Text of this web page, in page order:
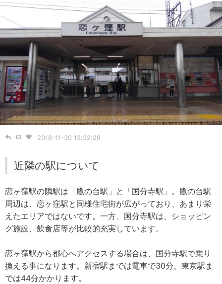
2018-11-30 13:32:29
近隣の駅について
恋ヶ窪駅の隣駅は「鷹の台駅」と「国分寺駅」。鷹の台駅
周辺は、恋ヶ窪駅と同様住宅街が広がっており、あまり栄
えたエリアではないです。一方、国分寺駅は、ショッピン
グ施設、飲食店等が比較的充実しています。
恋ヶ窪駅から都心へアクセスする場合は、国分寺駅で乗り
換える事になります。新宿駅までは電車で30分、東京駅ま
では44分かかります。